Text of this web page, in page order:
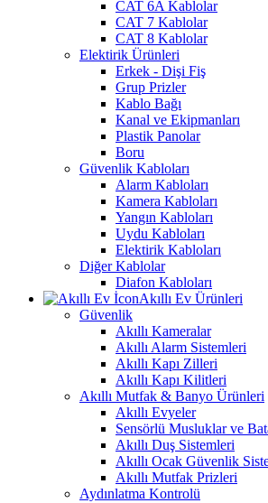
CAT 6A Kablolar
CAT 7 Kablolar
CAT 8 Kablolar
Elektirik Ürünleri
Erkek - Dişi Fiş
Grup Prizler
Kablo Bağı
Kanal ve Ekipmanları
Plastik Panolar
Boru
Güvenlik Kabloları
Alarm Kabloları
Kamera Kabloları
Yangın Kabloları
Uydu Kabloları
Elektirik Kabloları
Diğer Kablolar
Diafon Kabloları
Akıllı Ev Ürünleri
Güvenlik
Akıllı Kameralar
Akıllı Alarm Sistemleri
Akıllı Kapı Zilleri
Akıllı Kapı Kilitleri
Akıllı Mutfak & Banyo Ürünleri
Akıllı Evyeler
Sensörlü Musluklar ve
Akıllı Duş Sistemleri
Akıllı Ocak Güvenlik
Akıllı Mutfak Prizleri
Aydınlatma Kontrolü